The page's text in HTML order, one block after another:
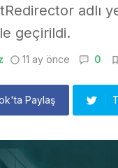
adlı
geçirildi.
11 ay önce 0
Paylaş